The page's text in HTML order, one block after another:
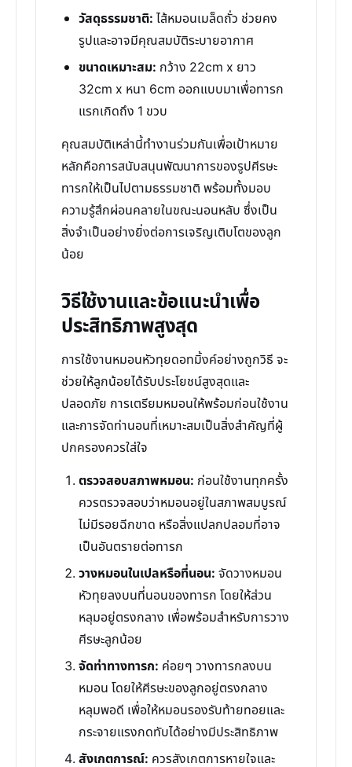
วัสดุธรรมชาติ: ไส้หมอนเมล็ดถั่ว ช่วยคง
รูปและอาจมีคุณสมบัติระบายอากาศ
ขนาดเหมาะสม: กว้าง 22cm x ยาว
32cm x หนา 6cm ออกแบบมาเพื่อทารก
แรกเกิดถึง 1 ขวบ
คุณสมบัติเหล่านี้ทำงานร่วมกันเพื่อเป้าหมาย
หลักคือการสนับสนุนพัฒนาการของรูปศีรษะ
ทารกให้เป็นไปตามธรรมชาติ พร้อมทั้งมอบ
ความรู้สึกผ่อนคลายในขณะนอนหลับ ซึ่งเป็น
สิ่งจำเป็นอย่างยิ่งต่อการเจริญเติบโตของลูก
น้อย
วิธีใช้งานและข้อแนะนำเพื่อ
ประสิทธิภาพสูงสุด
การใช้งานหมอนหัวทุยดอทมิ้งค์อย่างถูกวิธี จะ
ช่วยให้ลูกน้อยได้รับประโยชน์สูงสุดและ
ปลอดภัย การเตรียมหมอนให้พร้อมก่อนใช้งาน
และการจัดท่านอนที่เหมาะสมเป็นสิ่งสำคัญที่ผู้
ปกครองควรใส่ใจ
ตรวจสอบสภาพหมอน: ก่อนใช้งานทุกครั้ง
ควรตรวจสอบว่าหมอนอยู่ในสภาพสมบูรณ์
ไม่มีรอยฉีกขาด หรือสิ่งแปลกปลอมที่อาจ
เป็นอันตรายต่อทารก
วางหมอนในเปลหรือที่นอน: จัดวางหมอน
หัวทุยลงบนที่นอนของทารก โดยให้ส่วน
หลุมอยู่ตรงกลาง เพื่อพร้อมสำหรับการวาง
ศีรษะลูกน้อย
จัดท่าทางทารก: ค่อยๆ วางทารกลงบน
หมอน โดยให้ศีรษะของลูกอยู่ตรงกลาง
หลุมพอดี เพื่อให้หมอนรองรับท้ายทอยและ
กระจายแรงกดทับได้อย่างมีประสิทธิภาพ
สังเกตการณ์: ควรสังเกตการหายใจและ